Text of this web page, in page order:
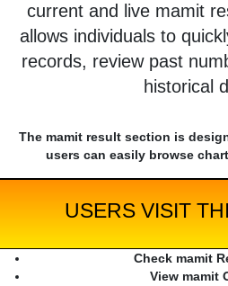
current and live mamit
allows individuals to
records, review past
historical
The mamit result section is
users can easily browse
USERS VISIT
Check mamit
View mamit